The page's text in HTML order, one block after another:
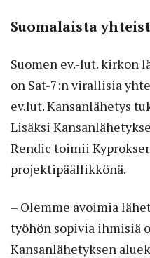
Suomalaista
Suomen ev.-lut. kirkon
on Sat-7:n virallisia
ev.lut. Kansanlähetys
Lisäksi
Rendic toimii
projektipäällikkönä.
– Olemme avoimia
työhön sopivia ihmisiä
Kansanlähetyksen